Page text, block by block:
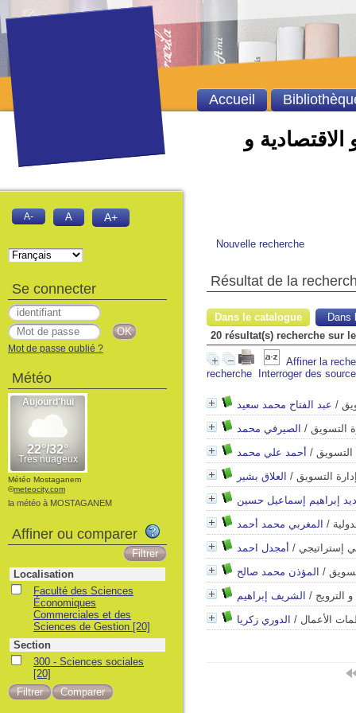
الاقتصادية و
Nouvelle recherche
Résultat de la
Dans le catalogue Dans
Affiner la
recherche
Interroger des
/ عبد الفتاح محمد سعيد
التسويق / الصيرفي محمد
التسويق / أحمد علي محمد
التسويق / العلاق بشير
إبراهيم إسماعيل حسين
/ المغربي محمد أحمد
إستراتيجي / أمجدل احمد
/ المؤذن محمد صالح
الترويج / الشريف إبراهيم
الأعمال / الدوري زكريا
Accueil
A- A A+
Se connecter
Mot de passe oublié ?
Météo
Météo Mostaganem
©meteocity.com
la météo à MOSTAGANEM
Affiner ou comparer
Localisation
Faculté des Sciences
Économiques
Commerciales et des
Sciences de Gestion [20]
Section
300 - Sciences sociales
[20]